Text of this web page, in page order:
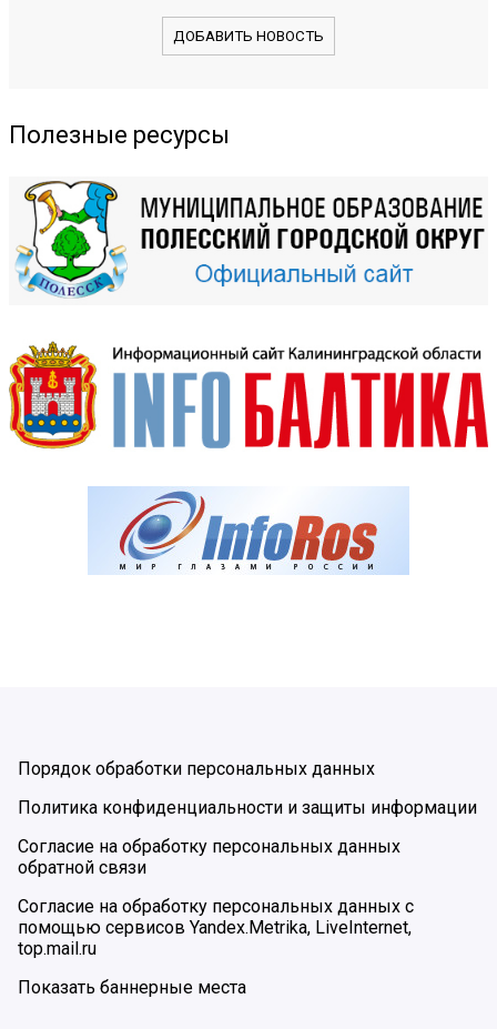
ДОБАВИТЬ НОВОСТЬ
Полезные ресурсы
Порядок обработки персональных данных
Политика конфиденциальности и защиты информации
Согласие на обработку персональных данных
обратной связи
Согласие на обработку персональных данных с
помощью сервисов Yandex.Metrika, LiveInternet,
top.mail.ru
Показать баннерные места